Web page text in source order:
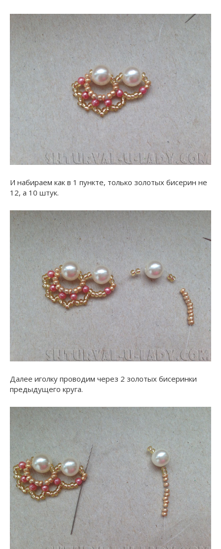
И набираем как в 1 пункте, только золотых бисерин не
12, а 10 штук.
Далее иголку проводим через 2 золотых бисеринки
предыдущего круга.